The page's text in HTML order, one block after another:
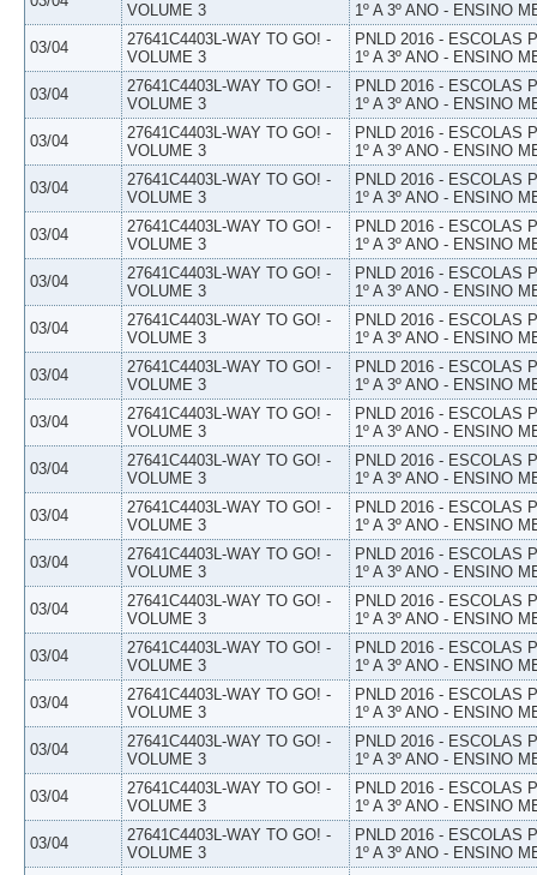
VOLUME 3
1º A 3º ANO - ENSINO
03/04
27641C4403L-WAY TO GO! -
VOLUME 3
PNLD 2016 - ESCOLAS
1º A 3º ANO - ENSINO
03/04
27641C4403L-WAY TO GO! -
VOLUME 3
PNLD 2016 - ESCOLAS
1º A 3º ANO - ENSINO
03/04
27641C4403L-WAY TO GO! -
VOLUME 3
PNLD 2016 - ESCOLAS
1º A 3º ANO - ENSINO
03/04
27641C4403L-WAY TO GO! -
VOLUME 3
PNLD 2016 - ESCOLAS
1º A 3º ANO - ENSINO
03/04
27641C4403L-WAY TO GO! -
VOLUME 3
PNLD 2016 - ESCOLAS
1º A 3º ANO - ENSINO
03/04
27641C4403L-WAY TO GO! -
VOLUME 3
PNLD 2016 - ESCOLAS
1º A 3º ANO - ENSINO
03/04
27641C4403L-WAY TO GO! -
VOLUME 3
PNLD 2016 - ESCOLAS
1º A 3º ANO - ENSINO
03/04
27641C4403L-WAY TO GO! -
VOLUME 3
PNLD 2016 - ESCOLAS
1º A 3º ANO - ENSINO
03/04
27641C4403L-WAY TO GO! -
VOLUME 3
PNLD 2016 - ESCOLAS
1º A 3º ANO - ENSINO
03/04
27641C4403L-WAY TO GO! -
VOLUME 3
PNLD 2016 - ESCOLAS
1º A 3º ANO - ENSINO
03/04
27641C4403L-WAY TO GO! -
VOLUME 3
PNLD 2016 - ESCOLAS
1º A 3º ANO - ENSINO
03/04
27641C4403L-WAY TO GO! -
VOLUME 3
PNLD 2016 - ESCOLAS
1º A 3º ANO - ENSINO
03/04
27641C4403L-WAY TO GO! -
VOLUME 3
PNLD 2016 - ESCOLAS
1º A 3º ANO - ENSINO
03/04
27641C4403L-WAY TO GO! -
VOLUME 3
PNLD 2016 - ESCOLAS
1º A 3º ANO - ENSINO
03/04
27641C4403L-WAY TO GO! -
VOLUME 3
PNLD 2016 - ESCOLAS
1º A 3º ANO - ENSINO
03/04
27641C4403L-WAY TO GO! -
VOLUME 3
PNLD 2016 - ESCOLAS
1º A 3º ANO - ENSINO
03/04
27641C4403L-WAY TO GO! -
VOLUME 3
PNLD 2016 - ESCOLAS
1º A 3º ANO - ENSINO
03/04
27641C4403L-WAY TO GO! -
VOLUME 3
PNLD 2016 - ESCOLAS
1º A 3º ANO - ENSINO